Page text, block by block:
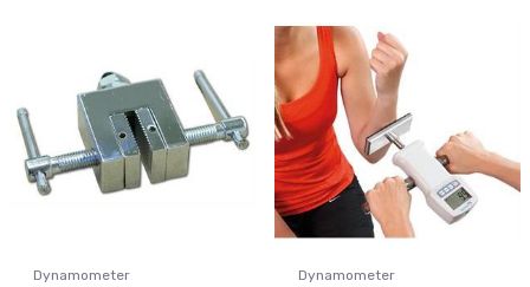
Dynamometer Dynamometer